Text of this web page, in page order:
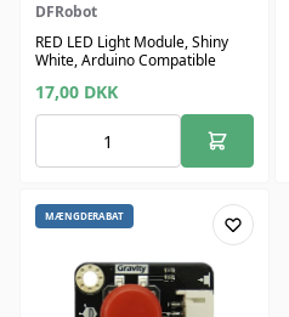
DFRobot
RED LED Light Module, Shiny
White, Arduino Compatible
17,00 DKK
MÆNGDERABAT